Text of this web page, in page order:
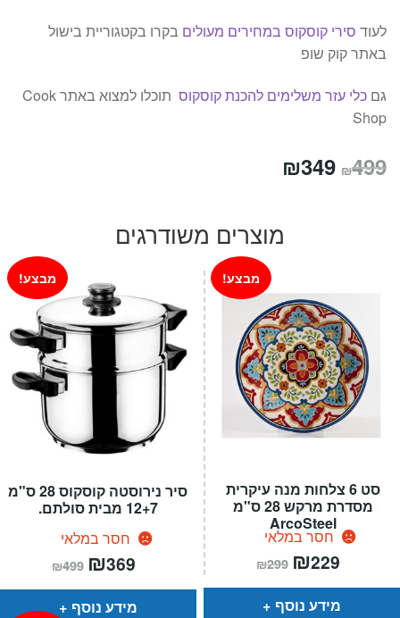
לעוד סירי קוסקוס במחירים מעולים בקרו בקטגוריית בישול
באתר קוק שופ
גם כלי עזר משלימים להכנת קוסקוס
תוכלו למצוא באתר Cook
Shop
₪499 המחיר
₪349
הוא:
₪349.
מוצרים משודרגים
סיר נירוסטה קוסקוס 28 ס"מ
12+7 מבית סולתם.
חסר במלאי
מבצע!
₪499 המחיר
המקורי
היה:
₪499.
₪369
הוא:
מידע נוסף
סט 6 צלחות מנה עיקרית
מסדרת מרקש 28 ס"מ
ArcoSteel
חסר במלאי
מבצע!
₪299 המחיר
המקורי
היה:
₪299.
₪229
הוא:
מידע נוסף